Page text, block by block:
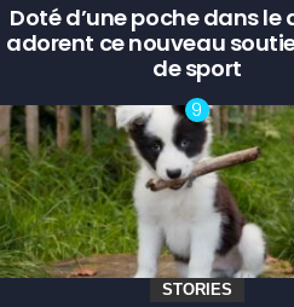
Doté d’une poche dans le
adorent ce nouveau
de sport
STORIES